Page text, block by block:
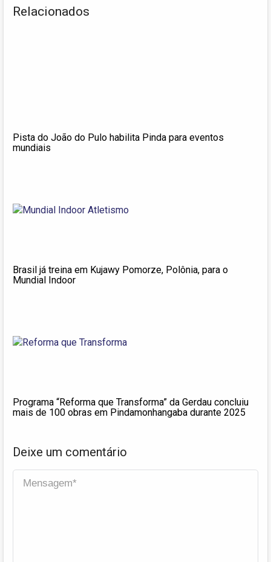
Relacionados
Pista do João do Pulo habilita Pinda para eventos
mundiais
Brasil já treina em Kujawy Pomorze, Polônia, para o
Mundial Indoor
Programa “Reforma que Transforma” da Gerdau concluiu
mais de 100 obras em Pindamonhangaba durante 2025
Deixe um comentário